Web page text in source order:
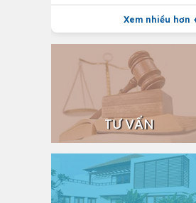
Xem nhiều hơn
TƯ VẤN